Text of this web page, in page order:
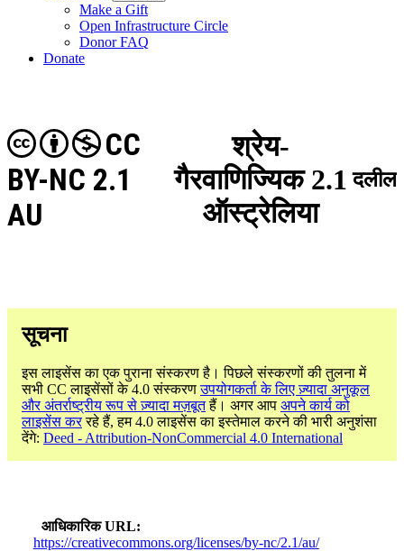
Make a Gift
Open Infrastructure Circle
Donor FAQ
Donate
श्रेय-
गैरवाणिज्यिक 2.1
ऑस्ट्रेलिया
CC
BY-NC 2.1
AU
दलील
सूचना
इस लाइसेंस का एक पुराना संस्करण है। पिछले संस्करणों की तुलना में
सभी CC लाइसेंसों के 4.0 संस्करणउपयोगकर्ता के लिए ज़्यादा अनुकूल
और अंतर्राष्ट्रीय रूप से ज़्यादा मज़बूतहैं। अगर आप अपने कार्य को
लाइसेंस कररहे हैं, हम 4.0 लाइसेंस का इस्तेमाल करने की भारी अनुशंसा
देंगे: Deed - Attribution-NonCommercial 4.0 International
आधिकारिक URL
https://creativecommons.org/licenses/by-nc/2.1/au/